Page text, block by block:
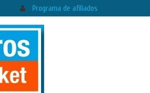
Programa de afiliados